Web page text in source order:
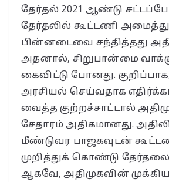
தேர்தல் 2021 ஆண்டு
தேர்தலில் கூட்டணி
பின்னடைவை சந்தித்தது
அதனால், சிறுபான்மை
கைவிட்டு போனது.
அரசியல் செய்வதாக
வைத்த குற்றச்சாட்டால்
சேதாரம் அதிகமானது.
மீண்டுவர பாஜகவுடன்
முறித்துக் கொண்டு
ஆகவே, அதிமுகவின்